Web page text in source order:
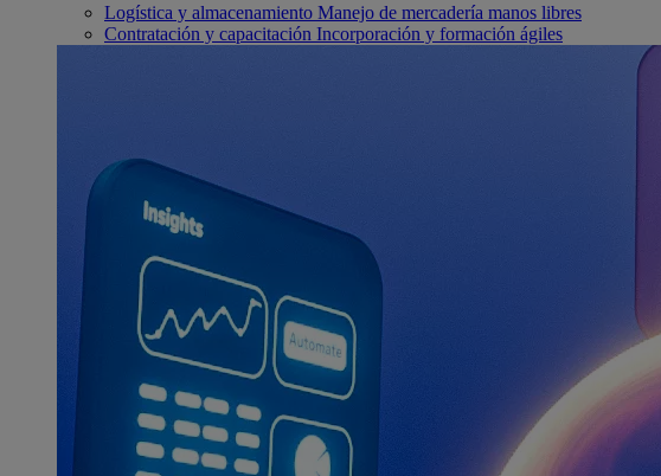
Logística y almacenamiento Manejo de mercadería manos libres
Contratación y capacitación Incorporación y formación ágiles